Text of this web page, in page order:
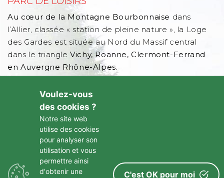
Au cœur de la Montagne Bourbonnaise dans
l’Allier, classée « station de pleine nature », la Loge
des Gardes est située au Nord du Massif central
dans le triangle Vichy, Roanne, Clermont-Ferrand
en Auvergne Rhône-Alpes.
Rhône Alpes - FRANCE
À PROPOS
Restauration & autres
La presse en parle
Voulez-vous
des cookies ?
Notre site web
utilise des cookies
pour analyser son
utilisation et vous
permettre ainsi
d'obtenir une
C'est OK pour moi